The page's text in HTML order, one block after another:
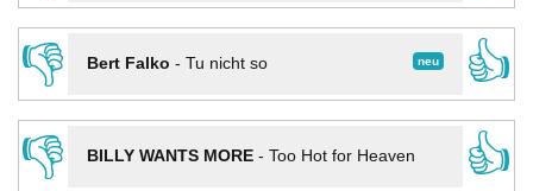
👎
neu
Bert Falko - Tu nicht so
👍
👎
BILLY WANTS MORE- Too Hot for Heaven
👍